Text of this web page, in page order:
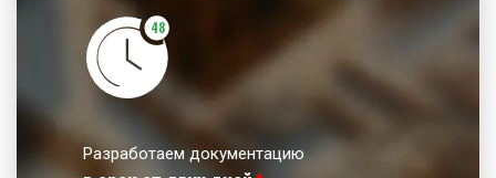
48
Разработаем документацию